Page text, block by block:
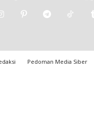
Pedoman Media Siber